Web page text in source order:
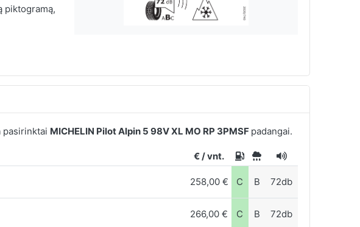
piktogramą,
pasirinktai MICHELIN Pilot Alpin 5 98V XL MO RP 3PMSF padangai.
€ / vnt.
258,00 € C B 72db
266,00 € C B 72db